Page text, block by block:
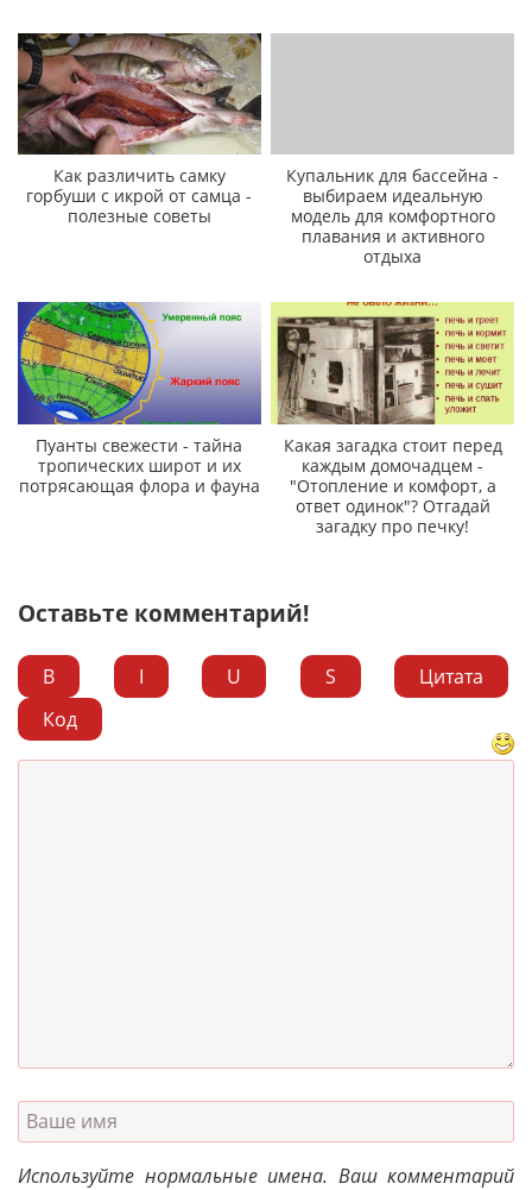
Как различить самку
горбуши с икрой от самца -
полезные советы
Купальник для бассейна -
выбираем идеальную
модель для комфортного
плавания и активного
отдыха
Пуанты свежести - тайна
тропических широт и их
потрясающая флора и фауна
Какая загадка стоит перед
каждым домочадцем -
"Отопление и комфорт, а
ответ одинок"? Отгадай
загадку про печку!
Оставьте комментарий!
B I U S
Цитата
Код
Используйте нормальные имена. Ваш комментарий